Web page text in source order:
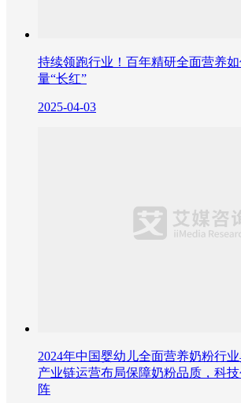
持续领跑行业！百年精研全面营养
量“长红”
2025-04-03
2024年中国婴幼儿全面营养奶粉行
产业链运营布局保障奶粉品质，科
阵